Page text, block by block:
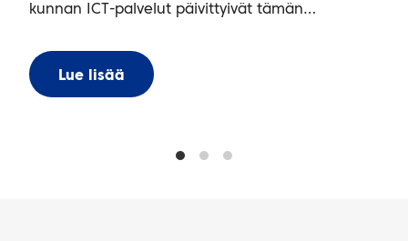
kunnan ICT-palvelut päivittyivät tämän…
Lue lisää